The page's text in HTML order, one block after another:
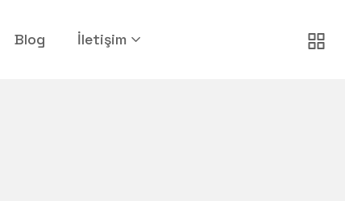
Blog İletişim